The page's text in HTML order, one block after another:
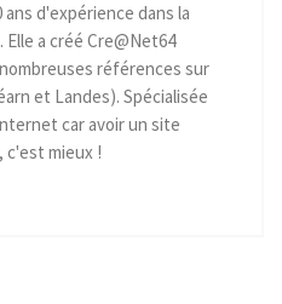
ans d'expérience dans la
a créé Cre@Net64
références sur
et Landes). Spécialisée
car avoir un site
c'est mieux !